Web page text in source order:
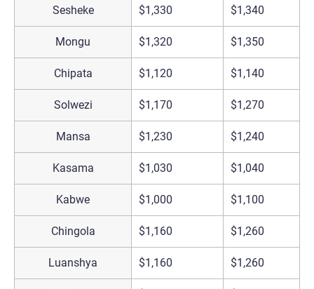
Sesheke $1,330 $1,340
Mongu $1,320 $1,350
Chipata $1,120 $1,140
Solwezi $1,170 $1,270
Mansa $1,230 $1,240
Kasama $1,030 $1,040
Kabwe $1,000 $1,100
Chingola $1,160 $1,260
Luanshya $1,160 $1,260